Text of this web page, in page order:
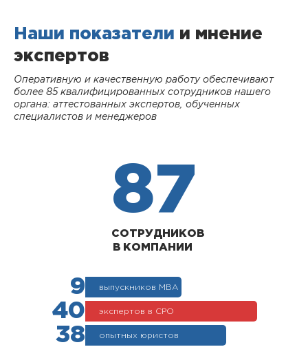
Наши показатели и мнение
экспертов
Оперативную и качественную работу обеспечивают
более 85 квалифицированных сотрудников нашего
органа: аттестованных экспертов, обученных
специалистов и менеджеров
87
СОТРУДНИКОВ
В КОМПАНИИ
9 выпускников МВА
40 экспертов в СРО
38 опытных юристов